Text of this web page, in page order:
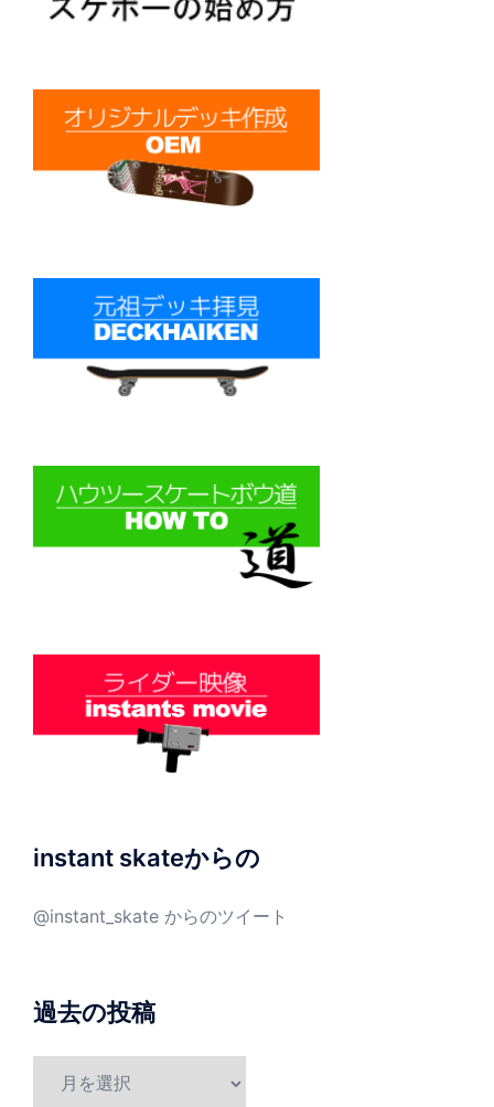
instant skateからの
@instant_skate からのツイート
過去の投稿